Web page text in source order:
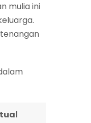
mulia ini